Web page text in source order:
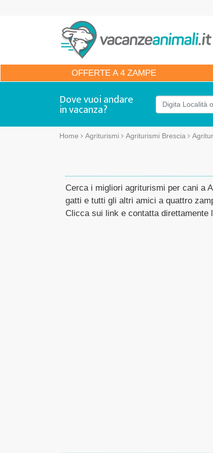
OFFERTEA 4 ZAMPE
Dove vuoi andare
in vacanza?
Home Agriturismi Agriturismi Brescia
Cerca i migliori agriturismi per cani a
gatti e tutti gli altri amici a quattro
Clicca sui link e contatta direttamente